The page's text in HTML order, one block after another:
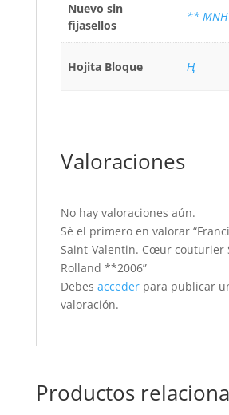
Nuevo sin
fijasellos
** MNH
Hojita Bloque Ң
Valoraciones
No hay valoraciones aún.
Sé el primero en valorar
Saint-Valentin. Cœur couturier
Rolland **2006”
Debes accederpara publicar
valoración.
Productos